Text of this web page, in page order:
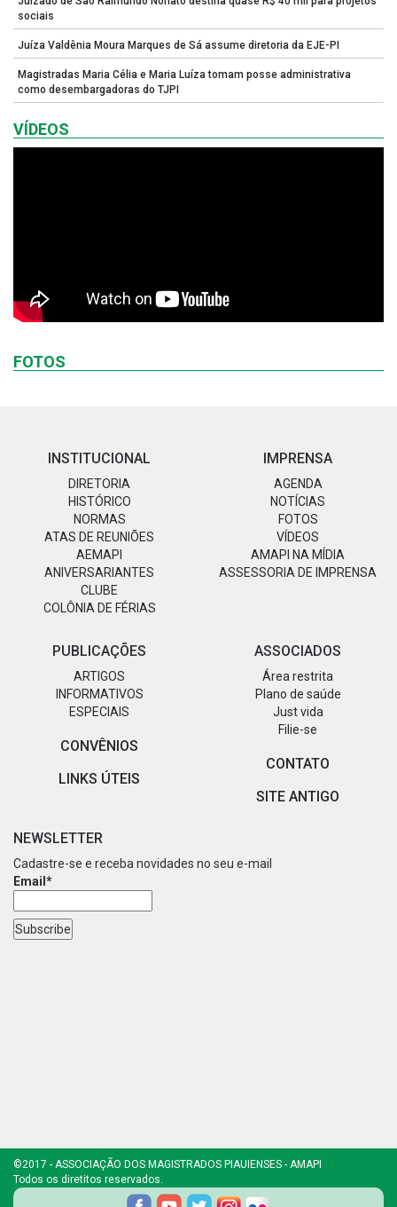
sociais
Juíza Valdênia Moura Marques de Sá assume diretoria da EJE-PI
Magistradas Maria Célia e Maria Luíza tomam posse administrativa
como desembargadoras do TJPI
VÍDEOS
FOTOS
INSTITUCIONAL
DIRETORIA
HISTÓRICO
NORMAS
ATAS DE REUNIÕES
AEMAPI
ANIVERSARIANTES
CLUBE
COLÔNIA DE FÉRIAS
IMPRENSA
AGENDA
NOTÍCIAS
FOTOS
VÍDEOS
AMAPI NA MÍDIA
ASSESSORIA DE IMPRENSA
PUBLICAÇÕES
ARTIGOS
INFORMATIVOS
ESPECIAIS
CONVÊNIOS
LINKS ÚTEIS
ASSOCIADOS
Área restrita
Plano de saúde
Just vida
Filie-se
CONTATO
SITE ANTIGO
NEWSLETTER
Cadastre-se e receba novidades no seu e-mail
Email*
©2017 - ASSOCIAÇÃO DOS MAGISTRADOS PIAUIENSES - AMAPI
Todos os diretitos reservados.